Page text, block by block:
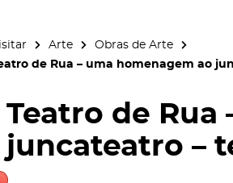
Arte
Obras de Arte
de Rua – uma homenagem ao
Teatro de Rua
juncateatro –